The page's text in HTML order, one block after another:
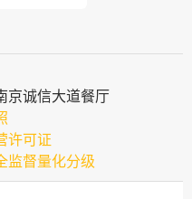
京诚信大道餐厅
许可证
监督量化分级